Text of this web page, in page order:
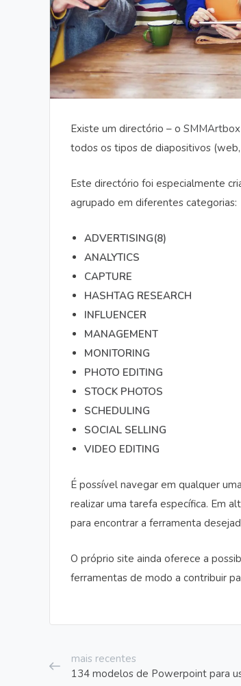
Existe um directório – o SMMArtbox
todos os tipos de diapositivos (web,
Este directório foi especialmente
agrupado em diferentes categorias:
ADVERTISING(8)
ANALYTICS
CAPTURE
HASHTAG RESEARCH
INFLUENCER
MANAGEMENT
MONITORING
PHOTO EDITING
STOCK PHOTOS
SCHEDULING
SOCIAL SELLING
VIDEO EDITING
É possível navegar em qualquer
realizar uma tarefa específica. Em
para encontrar a ferramenta
O próprio site ainda oferece a
ferramentas de modo a contribuir
mais recentes
134 modelos de Powerpoint para